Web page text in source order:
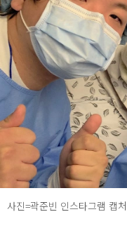
사진=곽준빈 인스타그램 캡처